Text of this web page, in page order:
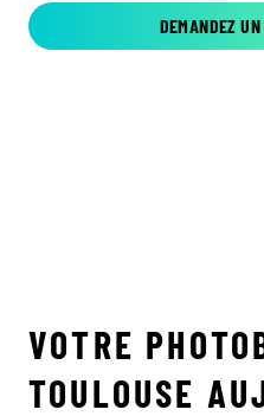
DEMANDEZ
VOTRE
TOULOUSE